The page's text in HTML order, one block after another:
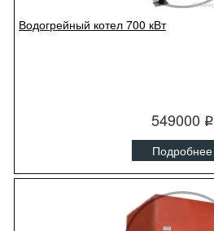
Водогрейный котел 700 кВт
549000 q
Подробнее